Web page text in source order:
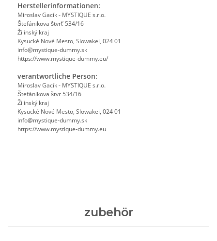
Herstellerinformationen:
Miroslav Gacík - MYSTIQUE s.r.o.
Štefánikova štvrť 534/16
Žilinský kraj
Kysucké Nové Mesto, Slowakei, 024 01
info@mystique-dummy.sk
https://www.mystique-dummy.eu/
verantwortliche Person:
Miroslav Gacík - MYSTIQUE s.r.o.
Štefánikova štvr 534/16
Žilinský kraj
Kysucké Nové Mesto, Slowakei, 024 01
info@mystique-dummy.sk
https://www.mystique-dummy.eu
zubehör